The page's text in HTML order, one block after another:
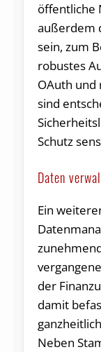
öffentliche
außerdem
sein, zum
robustes
OAuth und
sind
Schutz
Daten
Ein
der
damit
Neben